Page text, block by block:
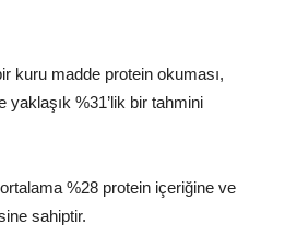
kuru madde protein okuması,
yaklaşık %31’lik bir tahmini
%28 protein içeriğine ve
sahiptir.